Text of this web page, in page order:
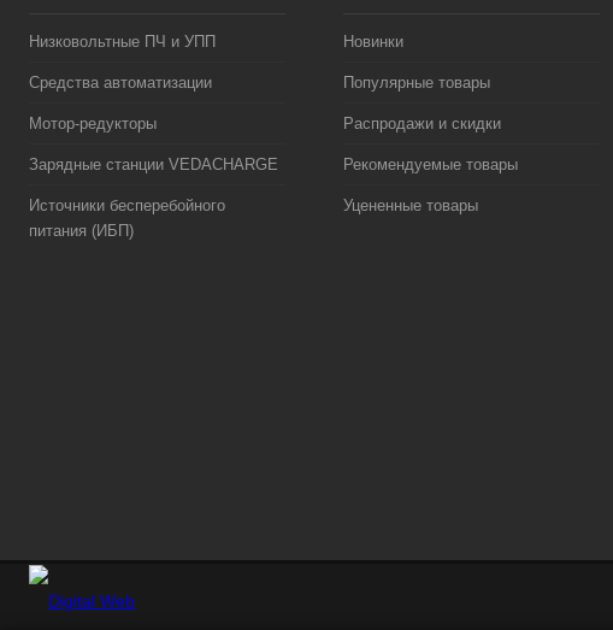
Низковольтные ПЧ и УПП
Средства автоматизации
Мотор-редукторы
Зарядные станции VEDACHARGE
Источники бесперебойного
питания (ИБП)
Новинки
Популярные товары
Распродажи и скидки
Рекомендуемые товары
Уцененные товары